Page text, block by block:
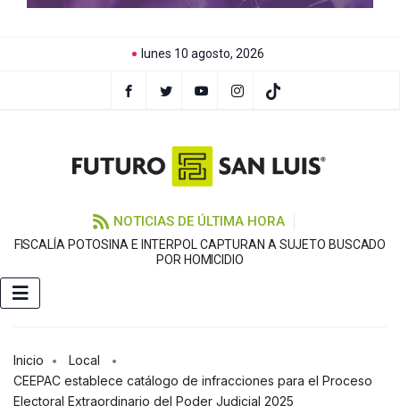
lunes 10 agosto, 2026
NOTICIAS DE ÚLTIMA HORA
FISCALÍA POTOSINA E INTERPOL CAPTURAN A SUJETO BUSCADO
POR HOMICIDIO
Inicio
Local
CEEPAC establece catálogo de infracciones para el Proceso
Electoral Extraordinario del Poder Judicial 2025